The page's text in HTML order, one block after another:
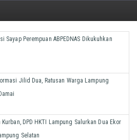
Sayap Perempuan ABPEDNAS Dikukuhkan
Jilid Dua, Ratusan Warga Lampung
Kurban, DPD HKTI Lampung Salurkan Dua Ekor
Selatan